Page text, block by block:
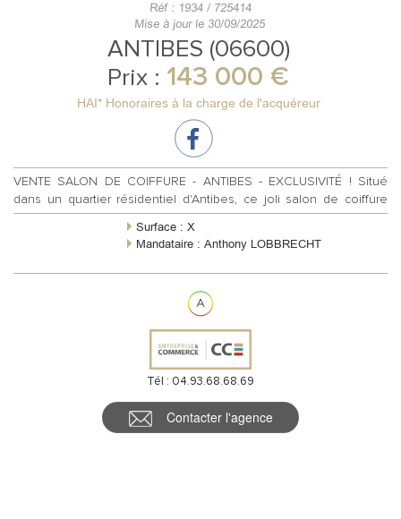
Réf : 1934 / 725414
Mise à jour le 30/09/2025
ANTIBES (06600)
Prix : 143 000 €
HAI* Honoraires à la charge de l'acquéreur
VENTE SALON DE COIFFURE - ANTIBES - EXCLUSIVITÉ ! Situé
dans un quartier résidentiel d'Antibes, ce joli salon de coiffure
d'une surface de 50...
Surface : X
Mandataire : Anthony LOBBRECHT
Tél : 04.93.68.68.69
Contacter l'agence